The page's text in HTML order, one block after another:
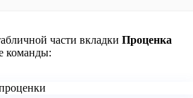
части вкладки Проценка
команды: